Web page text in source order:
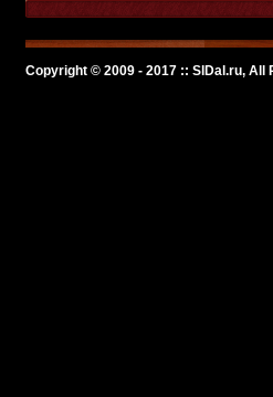
Copyright © 2009 - 2017 :: SlDal.ru, All